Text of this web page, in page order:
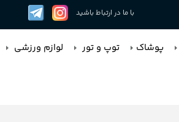
با ما در ارتباط باشید
پوشاک توپ و تور لوازم ورزشی